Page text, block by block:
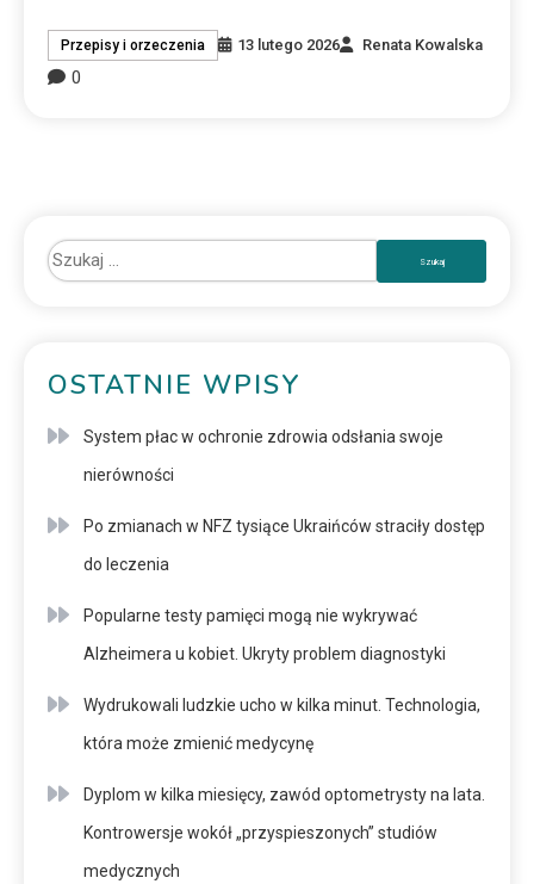
Przepisy i orzeczenia 13 lutego 2026 Renata Kowalska
0
OSTATNIE WPISY
System płac w ochronie zdrowia odsłania swoje
nierówności
Po zmianach w NFZ tysiące Ukraińców straciły dostęp
do leczenia
Popularne testy pamięci mogą nie wykrywać
Alzheimera u kobiet. Ukryty problem diagnostyki
Wydrukowali ludzkie ucho w kilka minut. Technologia,
która może zmienić medycynę
Dyplom w kilka miesięcy, zawód optometrysty na lata.
Kontrowersje wokół „przyspieszonych” studiów
medycznych